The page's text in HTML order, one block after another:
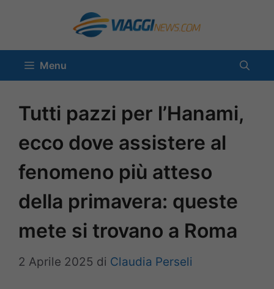
contenuto
Menu
Tutti pazzi per l’Hanami,
ecco dove assistere al
fenomeno più atteso
della primavera: queste
mete si trovano a Roma
2 Aprile 2025 di Claudia Perseli